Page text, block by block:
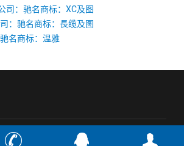
司：驰名商标：XC及图
：驰名商标：長缆及图
名商标：温雅